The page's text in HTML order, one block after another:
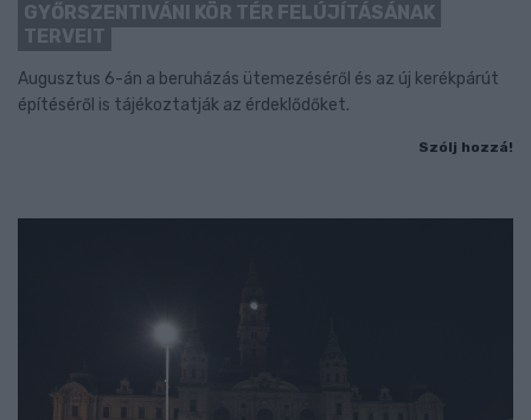
GYŐRSZENTIVÁNI KÖR TÉR FELÚJÍTÁSÁNAK
TERVEIT
Augusztus 6-án a beruházás ütemezéséről és az új kerékpárút
építéséről is tájékoztatják az érdeklődőket.
Szólj hozzá!